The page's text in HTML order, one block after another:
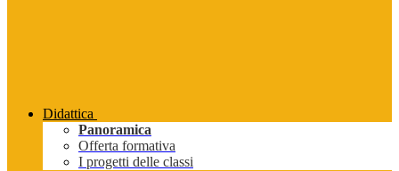
Didattica
Panoramica
Offerta formativa
I progetti delle classi